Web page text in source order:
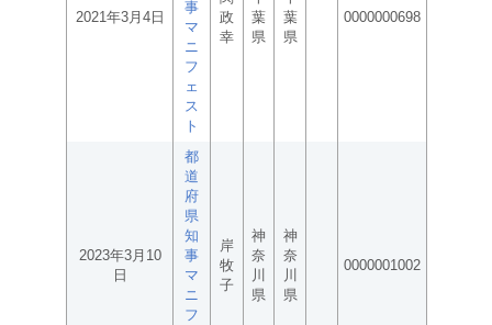
2021年3月4日
事
マ
ニ
フ
ェ
ス
ト
政
幸
葉
県
葉
県
0000000698
2023年3月10
日
都
道
府
県
知
事
マ
ニ
フ
岸
牧
子
神
奈
川
県
神
奈
川
県
0000001002